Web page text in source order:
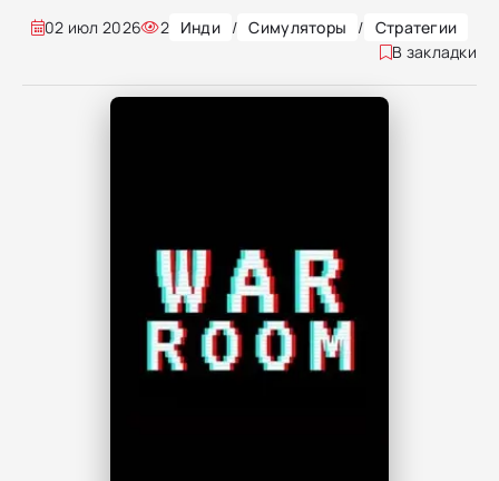
02 июл 2026 2 Инди / Симуляторы / Стратегии
В закладки